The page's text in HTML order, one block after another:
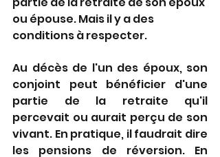
ou épouse. Mais il y a des
conditions à respecter.
Au décès de l'un des époux, son
conjoint peut bénéficier d'une
partie de la retraite qu'il
percevait ou aurait perçu de son
vivant. En pratique, il faudrait dire
les pensions de réversion. En